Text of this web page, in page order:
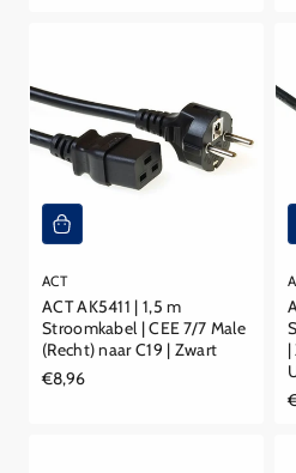
ACT
ACT AK5411 | 1,5 m
Stroomkabel | CEE 7/7 Male
(Recht) naar C19 | Zwart
Reguliere
€8,96